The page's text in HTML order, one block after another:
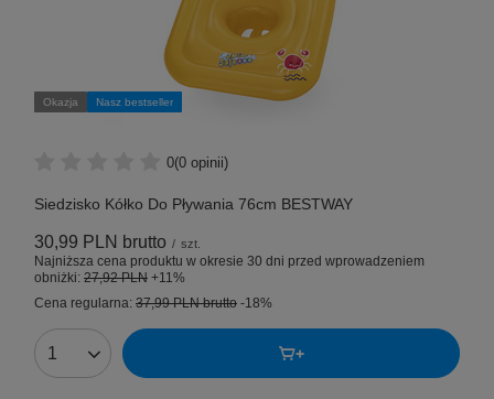
Okazja Nasz bestseller
0(0 opinii)
Siedzisko Kółko Do Pływania 76cm BESTWAY
30,99 PLN brutto / szt.
Najniższa cena produktu w okresie 30 dni przed wprowadzeniem
obniżki: 27,92 PLN +11%
Cena regularna: 37,99 PLNbrutto -18%